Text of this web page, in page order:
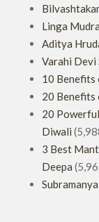
Linga
Aditya
Varahi Devi
10 Benefits
20 Benefits
20
Diwali
3 Best
Deepa